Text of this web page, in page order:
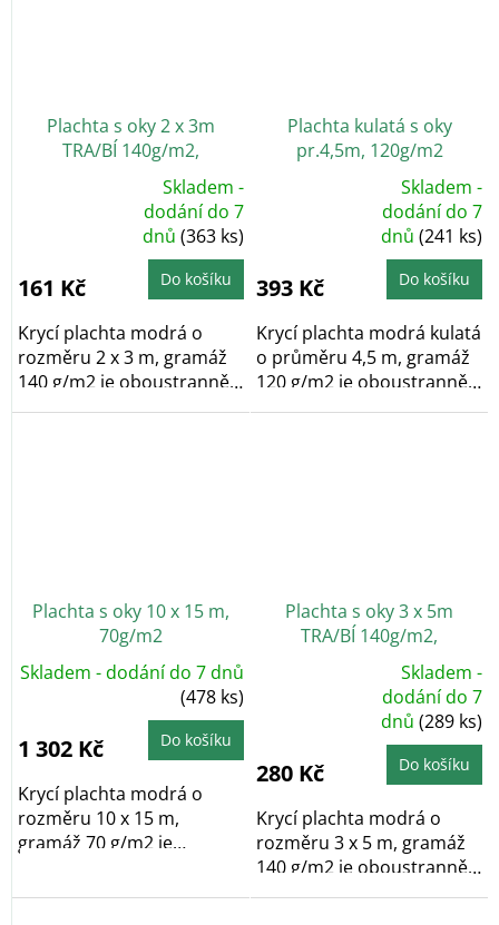
Plachta s oky 2 x 3m
TRA/BÍ 140g/m2,
kašírovaná
z
5
hvězdiček.
Skladem -
dodání do 7
dnů(363 ks)
161 Kč Do košíku
Krycí plachta modrá o
rozměru 2 x 3 m, gramáž
140 g/m2 je oboustranně
laminovaná a po...
Plachta kulatá s oky
pr.4,5m, 120g/m2
z
5
hvězdiček.
Skladem -
dodání do 7
dnů(241 ks)
393 Kč Do košíku
Krycí plachta modrá kulatá
o průměru 4,5 m, gramáž
120 g/m2 je oboustranně
laminovaná a...
Plachta s oky 10 x 15 m,
70g/m2
Skladem - dodání do 7 dnů
(478 ks)
1 302 Kč Do košíku
Krycí plachta modrá o
rozměru 10 x 15 m,
gramáž 70 g/m2 je
Plachta s oky 3 x 5m
TRA/BÍ 140g/m2,
kašírovaná
z
5
hvězdiček.
Skladem -
dodání do 7
dnů(289 ks)
280 Kč Do košíku
Krycí plachta modrá o
rozměru 3 x 5 m, gramáž
140 g/m2 je oboustranně
laminovaná a po...